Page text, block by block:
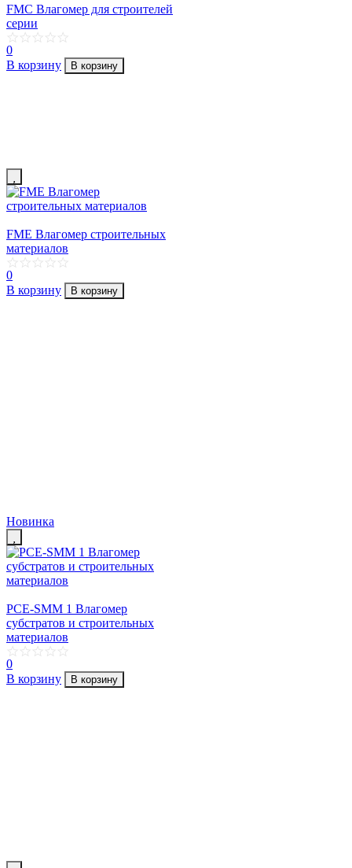
FMC Влагомер для строителей
серии
0
В корзину
В корзину
FME Влагомер строительных
материалов
0
В корзину
В корзину
Новинка
PCE-SMM 1 Влагомер
субстратов и строительных
материалов
0
В корзину
В корзину